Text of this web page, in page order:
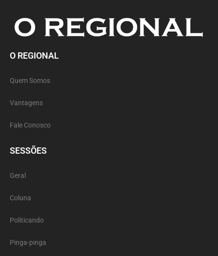
O REGIONAL
Quem Somos
Vantagens
Fale Conosco
SESSÕES
Geral
Coluna
Politicando
Pinga-pinga